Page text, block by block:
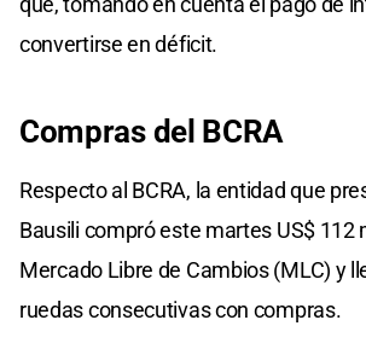
convertirse en déficit.
Compras del BCRA
Respecto al BCRA, la entidad que
Bausili compró este martes US$ 112
Mercado Libre de Cambios (MLC) y
ruedas consecutivas con compras.